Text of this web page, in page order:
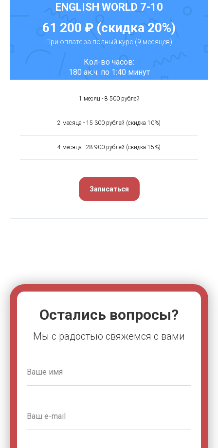
ENGLISH WORLD 7-10
61 200 ₽ (скидка 20%)
При оплате за полный курс (9 месяцев)
Кол-во часов:
180 ак.ч. по 1:40 минут
1 месяц - 8 500 рублей
2 месяца - 15 300 рублей (скидка 10%)
4 месяца - 28 900 рублей (скидка 15%)
Записаться
Остались вопросы?
Мы с радостью свяжемся с вами